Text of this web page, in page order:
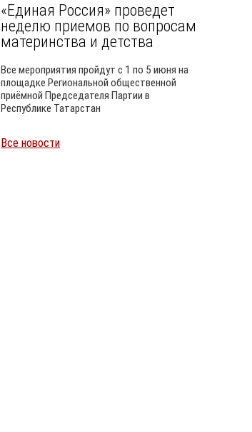
«Единая Россия» проведет
неделю приемов по вопросам
материнства и детства
Все мероприятия пройдут с 1 по 5 июня на
площадке Региональной общественной
приёмной Председателя Партии в
Республике Татарстан
Все новости